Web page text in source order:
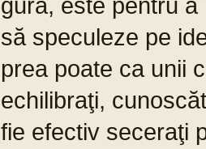
să speculeze pe
prea poate ca unii
echilibraţi,
fie efectiv seceraţi